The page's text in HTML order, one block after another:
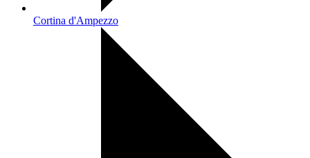
Cortina d'Ampezzo